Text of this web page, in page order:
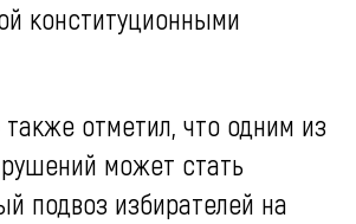
конституционными
отметил, что одним из
может стать
подвоз избирателей на